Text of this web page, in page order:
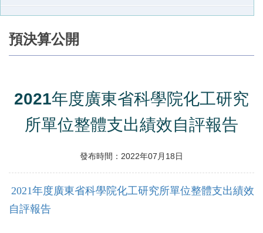
預決算公開
2021年度廣東省科學院化工研究
所單位整體支出績效自評報告
發布時間：2022年07月18日
2021年度廣東省科學院化工研究所單位整體支出績效
自評報告